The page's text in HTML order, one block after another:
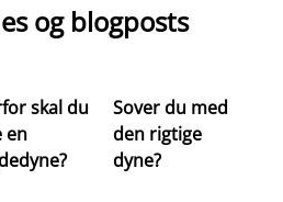
og blogposts
skal du
en
Sover du med
den rigtige
dyne?